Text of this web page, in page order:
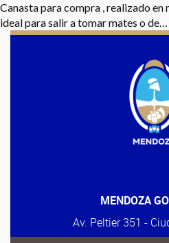
Canasta para compra , realizado
ideal para salir a tomar mates o de…
MENDOZA
Av. Peltier 351 -